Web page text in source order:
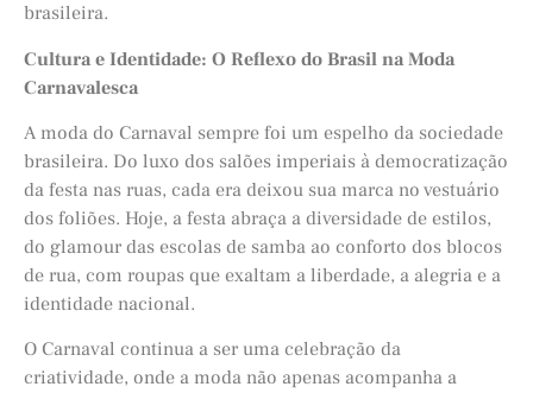
brasileira.
Cultura e Identidade: O Reflexo do Brasil na Moda
Carnavalesca
A moda do Carnaval sempre foi um espelho da sociedade
brasileira. Do luxo dos salões imperiais à democratização
da festa nas ruas, cada era deixou sua marca no vestuário
dos foliões. Hoje, a festa abraça a diversidade de estilos,
do glamour das escolas de samba ao conforto dos blocos
de rua, com roupas que exaltam a liberdade, a alegria e a
identidade nacional.
O Carnaval continua a ser uma celebração da
criatividade, onde a moda não apenas acompanha a